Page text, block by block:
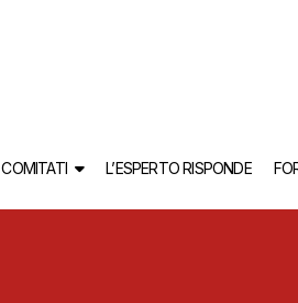
COMITATI L’ESPERTO RISPONDE